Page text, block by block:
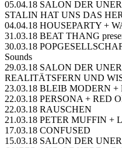
05.04.18 SALON DER
STALIN HAT UNS DAS
04.04.18 HOUSEPARTY +
31.03.18 BEAT THANG
30.03.18
Sounds
29.03.18 SALON DER
REALITÄTSFERN UND
23.03.18 BLEIB MODERN
22.03.18 PERSONA + RED
22.03.18 RAUSCHEN
21.03.18 PETER MUFFIN +
17.03.18 CONFUSED
15.03.18 SALON DER